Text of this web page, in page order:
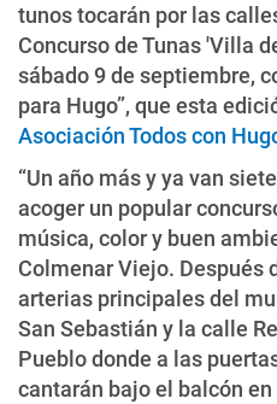
tunos tocarán por las
Concurso de Tunas 'Villa
sábado 9 de septiembre,
para Hugo”, que esta
Asociación Todos con
“Un año más y ya van
acoger un popular
música, color y buen
Colmenar Viejo. Después
arterias principales del
San Sebastián y la calle
Pueblo donde a las
cantarán bajo el balcón